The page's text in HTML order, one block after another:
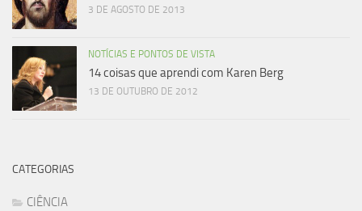
3 DE AGOSTO DE 2013
NOTÍCIAS E PONTOS DE VISTA
14 coisas que aprendi com Karen Berg
13 DE OUTUBRO DE 2012
CATEGORIAS
CIÊNCIA